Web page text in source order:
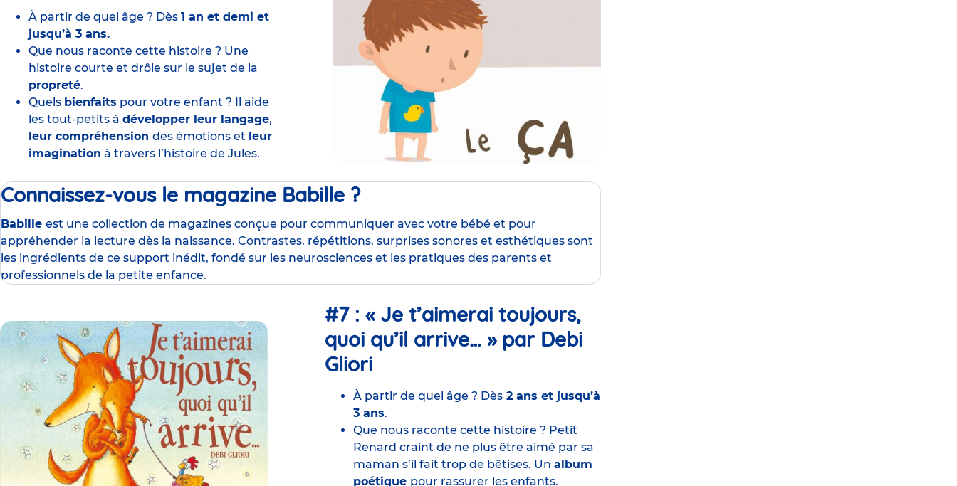
À partir de quel âge ? Dès 1 an et demi et
jusqu’à 3 ans.
Que nous raconte cette histoire ? Une
histoire courte et drôle sur le sujet de la
propreté.
Quels bienfaits pour votre enfant ? Il aide
les tout-petits à développer leur langage,
leur compréhension des émotions et leur
imagination à travers l’histoire de Jules.
Connaissez-vous le magazine Babille ?
Babille est une collection de magazines conçue pour communiquer avec votre bébé et pour
appréhender la lecture dès la naissance. Contrastes, répétitions, surprises sonores et esthétiques sont
les ingrédients de ce support inédit, fondé sur les neurosciences et les pratiques des parents et
professionnels de la petite enfance.
#7 : « Je t’aimerai toujours,
quoi qu’il arrive… » par Debi
Gliori
À partir de quel âge ? Dès2 ans et jusqu’à
3 ans.
Que nous raconte cette histoire ? Petit
Renard craint de ne plus être aimé par sa
maman s’il fait trop de bêtises. Un album
poétique pour rassurer les enfants.